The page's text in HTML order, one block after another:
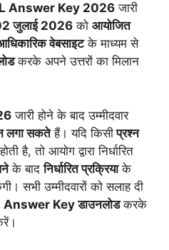
Answer Key 2026 जारी
जुलाई 2026 को आयोजित
वेबसाइटके माध्यम से
करके अपने उत्तरों का मिलान
जारी होने के बाद उम्मीदवार
लगा सकतेहैं। यदि किसीप्रश्न
है, तो आयोग द्वारा निर्धारित
के बादनिर्धारित प्रक्रियाके
सभी उम्मीदवारों को सलाह दी
Answer Key डाउनलोडकरके